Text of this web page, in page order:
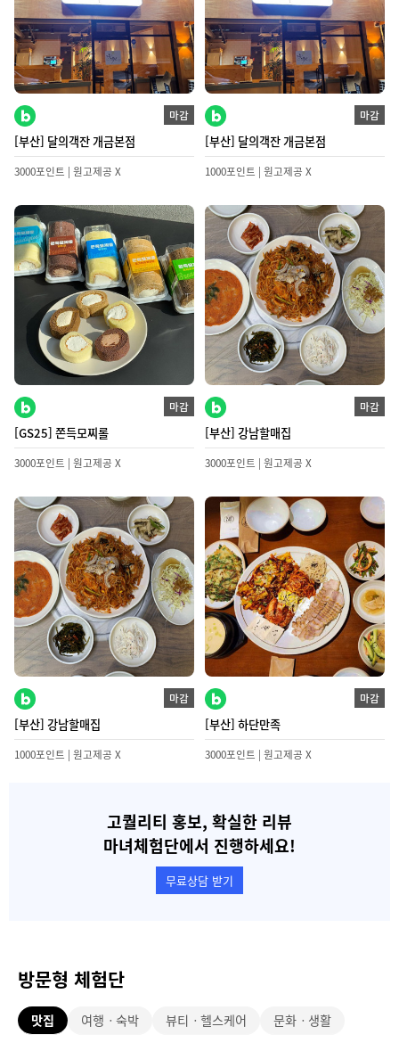
마감
[부산] 달의객잔 개금본점
3000포인트 | 원고제공 X
마감
[부산] 달의객잔 개금본점
1000포인트 | 원고제공 X
마감
[GS25] 쫀득모찌롤
3000포인트 | 원고제공 X
마감
[부산] 강남할매집
3000포인트 | 원고제공 X
마감
[부산] 강남할매집
1000포인트 | 원고제공 X
마감
[부산] 하단만족
3000포인트 | 원고제공 X
고퀄리티 홍보, 확실한 리뷰
마녀체험단에서 진행하세요!
무료상담 받기
방문형 체험단
맛집 여행ㆍ숙박 뷰티ㆍ헬스케어 문화ㆍ생활